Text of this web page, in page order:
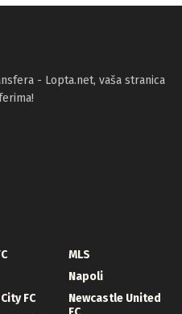
- Lopta.net, vaša stranica
FC
MLS
Napoli
Newcastle United